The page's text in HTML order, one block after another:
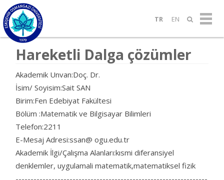
TR EN
Hareketli Dalga çözümler
Akademik Unvan:Doç. Dr.
İsim/ Soyisim:Sait SAN
Birim:Fen Edebiyat Fakültesi
Bölüm :Matematik ve Bilgisayar Bilimleri
Telefon:2211
E-Mesaj Adresi:ssan@ ogu.edu.tr
Akademik İlgi/Çalışma Alanları:kısmi diferansiyel
denklemler, uygulamali matematik,matematiksel fizik